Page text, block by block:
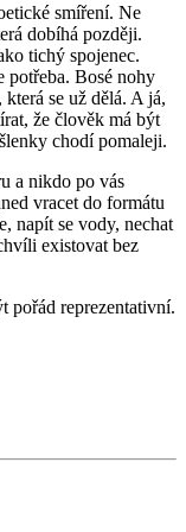
smíření. Ne
dobíhá později.
tichý spojenec.
potřeba. Bosé nohy
se už dělá. A já,
že člověk má být
chodí pomaleji.
a nikdo po vás
vracet do formátu
napít se vody, nechat
existovat bez
pořád reprezentativní.